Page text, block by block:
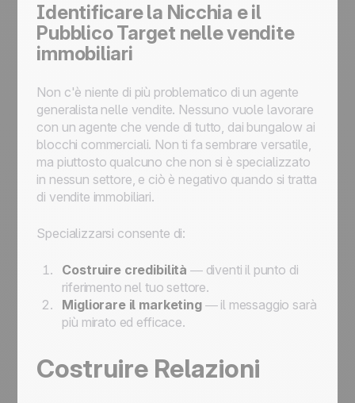
Identificare la Nicchia e il
Pubblico Target nelle vendite
immobiliari
Non c'è niente di più problematico di un agente
generalista nelle vendite. Nessuno vuole lavorare
con un agente che vende di tutto, dai bungalow ai
blocchi commerciali. Non ti fa sembrare versatile,
ma piuttosto qualcuno che non si è specializzato
in nessun settore, e ciò è negativo quando si tratta
di vendite immobiliari.
Specializzarsi consente di:
Costruire credibilità — diventi il punto di
riferimento nel tuo settore.
Migliorare il marketing— il messaggio sarà
più mirato ed efficace.
Costruire Relazioni